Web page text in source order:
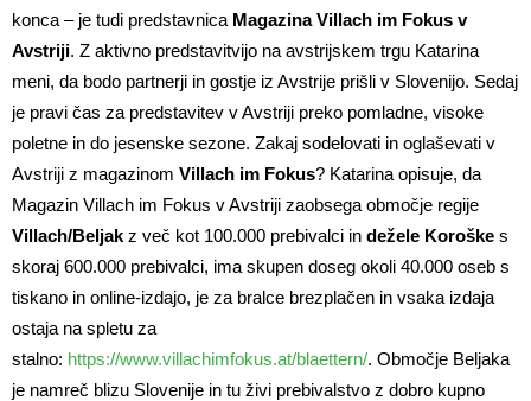
konca – je tudi predstavnica Magazina Villach im Fokus v
Avstriji. Z aktivno predstavitvijo na avstrijskem trgu Katarina
meni, da bodo partnerji in gostje iz Avstrije prišli v Slovenijo. Sedaj
je pravi čas za predstavitev v Avstriji preko pomladne, visoke
poletne in do jesenske sezone. Zakaj sodelovati in oglaševati v
Avstriji z magazinom Villach im Fokus? Katarina opisuje, da
Magazin Villach im Fokus v Avstriji zaobsega območje regije
Villach/Beljak z več kot 100.000 prebivalci in dežele Koroške s
skoraj 600.000 prebivalci, ima skupen doseg okoli 40.000 oseb s
tiskano in online-izdajo, je za bralce brezplačen in vsaka izdaja
ostaja na spletu za
stalno: https://www.villachimfokus.at/blaettern/. Območje Beljaka
je namreč blizu Slovenije in tu živi prebivalstvo z dobro kupno